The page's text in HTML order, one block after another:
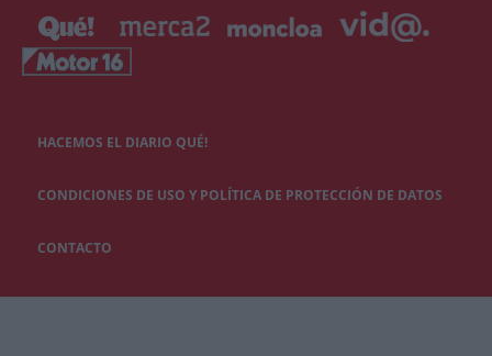
HACEMOS EL DIARIO QUÉ!
CONDICIONES DE USO Y POLÍTICA DE PROTECCIÓN DE DATOS
CONTACTO